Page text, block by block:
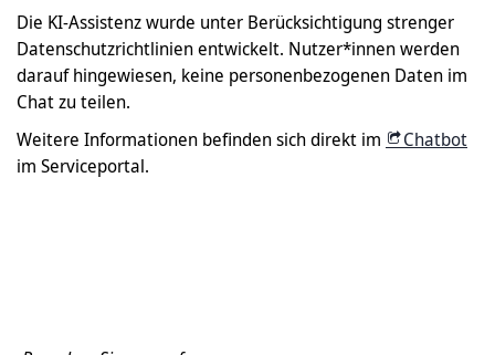
Die KI-Assistenz wurde unter Berücksichtigung strenger
Datenschutzrichtlinien entwickelt. Nutzer*innen werden
darauf hingewiesen, keine personenbezogenen Daten im
Chat zu teilen.
Weitere Informationen befinden sich direkt im
Chatbot
im Serviceportal.